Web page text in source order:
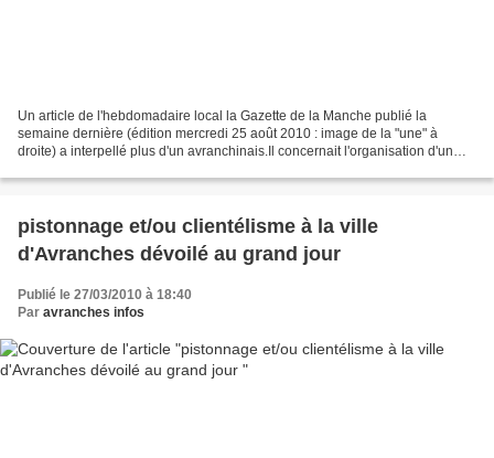
Un article de l'hebdomadaire local la Gazette de la Manche publié la
semaine dernière (édition mercredi 25 août 2010 : image de la "une" à
droite) a interpellé plus d'un avranchinais.Il concernait l'organisation d'un
pistonnage et/ou clientélisme à la ville
d'Avranches dévoilé au grand jour
Publié le 27/03/2010 à 18:40
Par avranches infos